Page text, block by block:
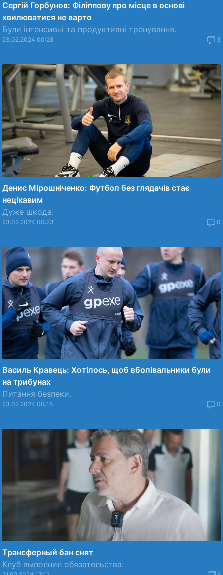
Сергій Горбунов: Філіппову про місце в основі
хвилюватися не варто
Були інтенсивні та продуктивні тренування.
23.02.2024 00:28 3
Денис Мірошніченко: Футбол без глядачів стає
нецікавим
Дуже шкода.
23.02.2024 00:23 0
Василь Кравець: Хотілось, щоб вболівальники були
на трибунах
Питання безпеки.
23.02.2024 00:18 0
Трансферный бан снят
Клуб выполнил обязательства.